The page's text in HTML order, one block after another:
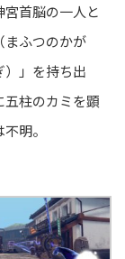
首脳の一人と
まふつのかが
）」を持ち出
五柱のカミを顕
明。